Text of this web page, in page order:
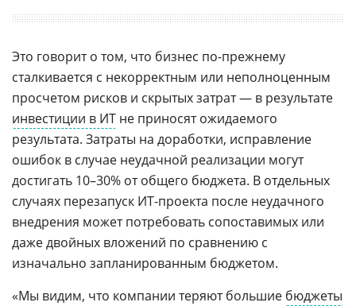
Это говорит о том, что бизнес по-прежнему
сталкивается с некорректным или неполноценным
просчетом рисков и скрытых затрат — в результате
инвестиции в ИТ не приносят ожидаемого
результата. Затраты на доработки, исправление
ошибок в случае неудачной реализации могут
достигать 10–30% от общего бюджета. В отдельных
случаях перезапуск ИТ-проекта после неудачного
внедрения может потребовать сопоставимых или
даже двойных вложений по сравнению с
изначально запланированным бюджетом.
«Мы видим, что компании теряют большие бюджеты